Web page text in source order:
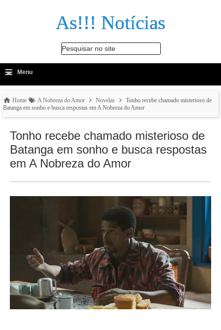
As!!! Notícias
Pesquisar no site
-
≡ Menu
Home A Nobreza do Amor Novelas
Tonho recebe chamado misterioso de
Batanga em sonho e busca respostas em A Nobreza do Amor
Tonho recebe chamado misterioso de
Batanga em sonho e busca respostas
em A Nobreza do Amor